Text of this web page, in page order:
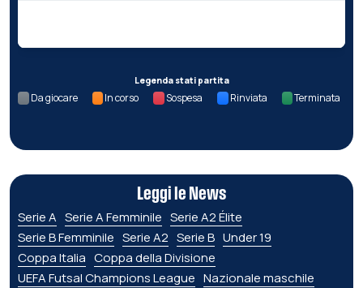
Legenda stati partita
Da giocare In corso Sospesa Rinviata Terminata
Leggi le News
Serie A Serie A Femminile Serie A2 Élite
Serie B Femminile Serie A2 Serie B Under 19
Coppa Italia Coppa della Divisione
UEFA Futsal Champions League Nazionale maschile